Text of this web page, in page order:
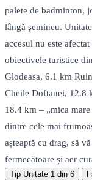
palete de badminton,
lângă şemineu.
accesul nu este
obiectivele turistice
Glodeasa, 6.1 km
Cheile Doftanei, 12.8
18.4 km – „mica
dintre cele mai
așteaptă cu drag, să
fermecătoare și aer
Tip Unitate 1 din 6